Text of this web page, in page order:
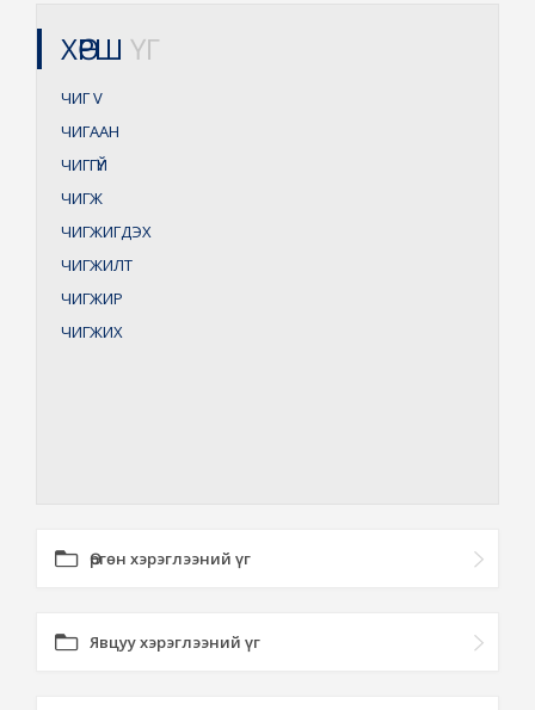
ХӨРШ ҮГ
ЧИГV
ЧИГААН
ЧИГГҮЙ
ЧИГЖ
ЧИГЖИГДЭХ
ЧИГЖИЛТ
ЧИГЖИР
ЧИГЖИХ
Өргөн хэрэглээний үг
Явцуу хэрэглээний үг